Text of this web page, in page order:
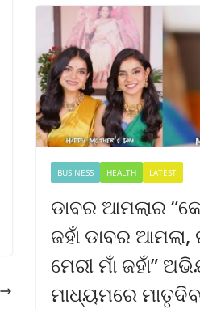
BUSINESS HEALTH LATEST
ଡାବର ଆମଲାର
ଜହାଁ ଡାବର ଆମଲା,
ମେରୀ ମାଁ ଜହାଁ”
ମାଧ୍ୟମରେ